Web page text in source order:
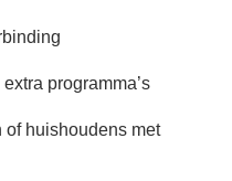
programma’s
of huishoudens met